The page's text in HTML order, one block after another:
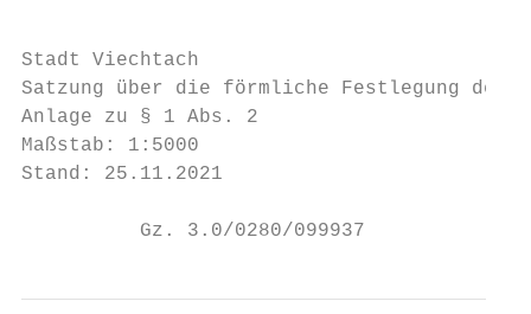
Stadt Viechtach
Satzung über die förmliche Festlegung des
Anlage zu § 1 Abs. 2
Maßstab: 1:5000
Stand: 25.11.2021
Gz. 3.0/0280/099937